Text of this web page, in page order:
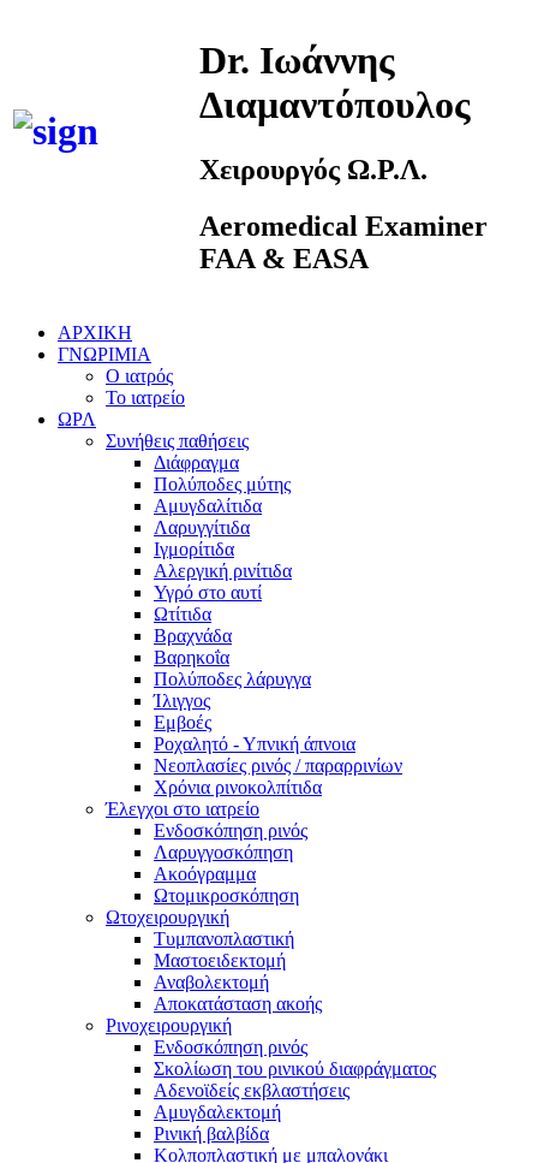
Dr. Ιωάννης
Διαμαντόπουλος
Χειρουργός Ω.Ρ.Λ.
Aeromedical Examiner
FAA & EASA
ΑΡΧΙΚΗ
ΓΝΩΡΙΜΙΑ
Ο ιατρός
Το ιατρείο
ΩΡΛ
Συνήθεις παθήσεις
Διάφραγμα
Πολύποδες μύτης
Αμυγδαλίτιδα
Λαρυγγίτιδα
Ιγμορίτιδα
Αλεργική ρινίτιδα
Υγρό στο αυτί
Ωτίτιδα
Βραχνάδα
Βαρηκοΐα
Πολύποδες λάρυγγα
Ίλιγγος
Εμβοές
Ροχαλητό - Υπνική άπνοια
Νεοπλασίες ρινός / παραρρινίων
Χρόνια ρινοκολπίτιδα
Έλεγχοι στο ιατρείο
Ενδοσκόπηση ρινός
Λαρυγγοσκόπηση
Ακοόγραμμα
Ωτομικροσκόπηση
Ωτοχειρουργική
Τυμπανοπλαστική
Μαστοειδεκτομή
Αναβολεκτομή
Αποκατάσταση ακοής
Ρινοχειρουργική
Ενδοσκόπηση ρινός
Σκολίωση του ρινικού διαφράγματος
Αδενοϊδείς εκβλαστήσεις
Αμυγδαλεκτομή
Ρινική βαλβίδα
Κολποπλαστική με μπαλονάκι